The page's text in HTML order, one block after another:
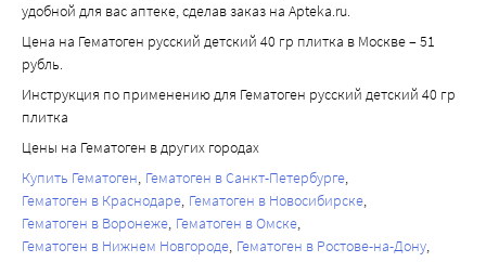
удобной для вас аптеке, сделав заказ на Apteka.ru.
Цена на Гематоген русский детский 40 гр плитка в Москве – 51
рубль.
Инструкция по применению для Гематоген русский детский 40 гр
плитка
Цены на Гематоген в других городах
Купить Гематоген Гематоген в Санкт-Петербурге
Гематоген в Краснодаре Гематоген в Новосибирске
Гематоген в Воронеже Гематоген в Омске
Гематоген в Нижнем Новгороде Гематоген в Ростове-на-Дону